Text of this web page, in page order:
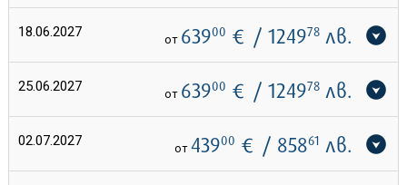
18.06.2027 от 63900 € / 124978лв.
25.06.2027 от 63900 € / 124978лв.
02.07.2027 от 43900 € / 85861 лв.